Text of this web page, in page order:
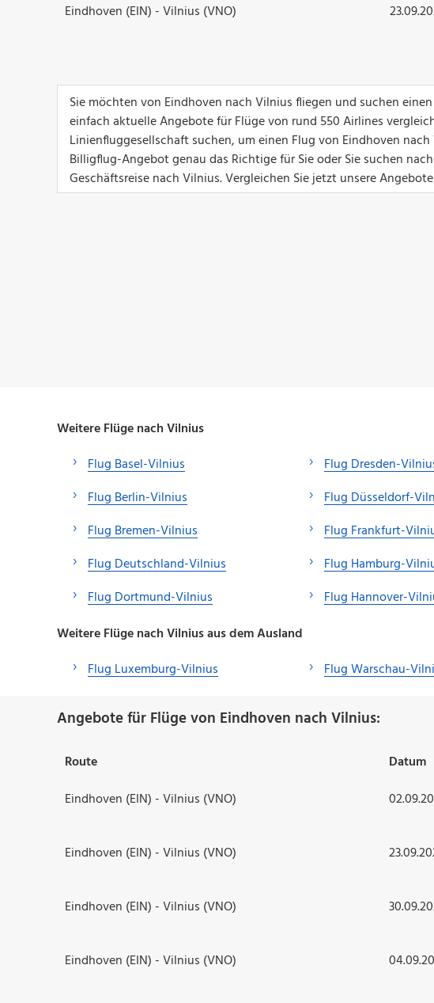
Eindhoven (EIN) - Vilnius (VNO)
Sie möchten von Eindhoven nach Vilnius fliegen und suchen
einfach aktuelle Angebote für Flüge von rund 550 Airlines
Linienfluggesellschaft suchen, um einen Flug von Eindhoven
Billigflug-Angebot genau das Richtige für Sie oder Sie suchen
Geschäftsreise nach Vilnius. Vergleichen Sie jetzt unsere
Weitere Flüge nach Vilnius
Flug Basel-Vilnius
Flug Berlin-Vilnius
Flug Bremen-Vilnius
Flug Deutschland-Vilnius
Flug Dortmund-Vilnius
Flug Dresden-
Flug Düsseldorf-
Flug Frankfurt-
Flug Hamburg-
Flug Hannover-
Weitere Flüge nach Vilnius aus dem Ausland
Flug Luxemburg-Vilnius
Flug Warschau-
Angebote für Flüge von Eindhoven nach Vilnius:
Route Datum
Eindhoven (EIN) - Vilnius (VNO)
Eindhoven (EIN) - Vilnius (VNO)
Eindhoven (EIN) - Vilnius (VNO)
Eindhoven (EIN) - Vilnius (VNO)